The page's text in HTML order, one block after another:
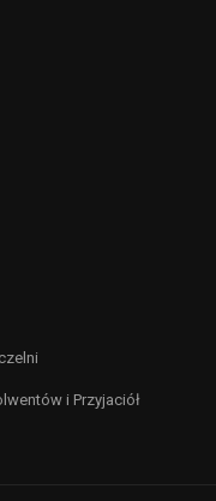
i Przyjaciół